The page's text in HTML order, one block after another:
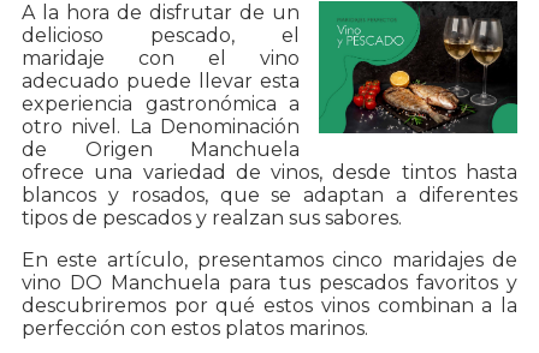
A la hora de disfrutar de un
delicioso pescado, el
maridaje con el vino
adecuado puede llevar esta
experiencia gastronómica a
otro nivel. La Denominación
de Origen Manchuela
ofrece una variedad de vinos, desde tintos hasta
blancos y rosados, que se adaptan a diferentes
tipos de pescados y realzan sus sabores.
En este artículo, presentamos cinco maridajes de
vino DO Manchuela para tus pescados favoritos y
descubriremos por qué estos vinos combinan a la
perfección con estos platos marinos.